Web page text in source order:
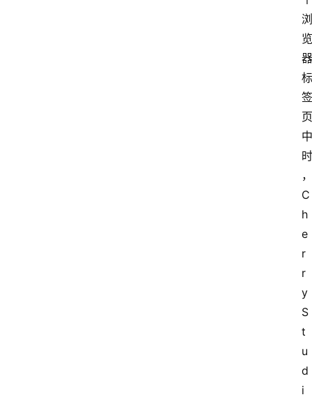
浏
览
器
标
签
页
中
时
，
C
h
e
r
r
y
S
t
u
d
i